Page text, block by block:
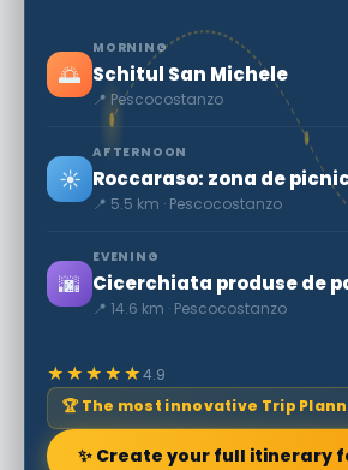
🌅
MORNING
Schitul San Michele
📍 Pescocostanzo
☀️
AFTERNOON
📍 5.5 km · Pescocostanzo
🌆
EVENING
Cicerchiata produse de
📍 14.6 km · Pescocostanzo
★★★★★4.9
🏆 The most innovative Trip
✨ Create your full itinerary